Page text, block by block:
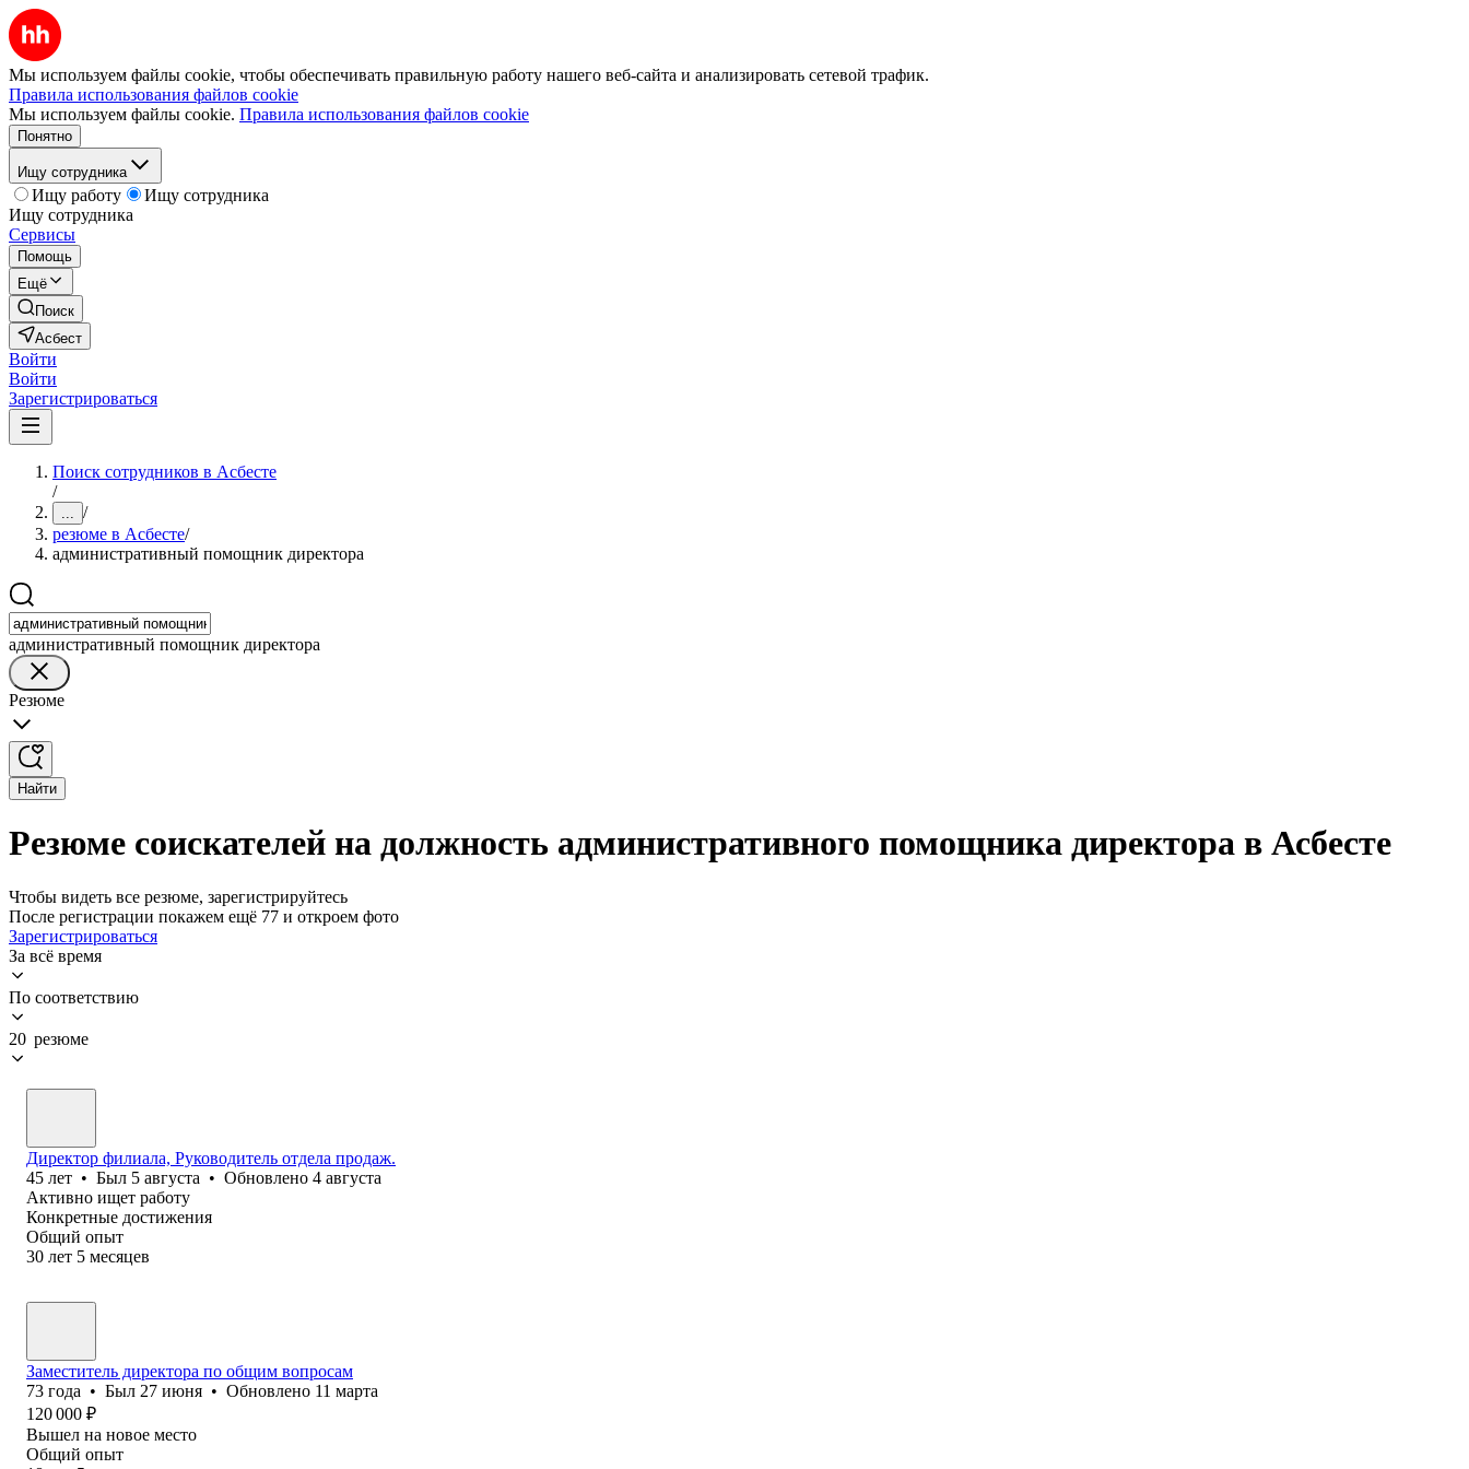
Мы используем файлы cookie, чтобы обеспечивать правильную работу нашего веб-сайта и анализировать сетевой трафик.
Правила использования файлов cookie
Мы используем файлы cookie. Правила использования файлов cookie
Понятно
Ищу сотрудника
Ищу работу
Ищу сотрудника
Ищу сотрудника
Сервисы
Помощь
Ещё
Поиск
Асбест
Войти
Войти
Зарегистрироваться
Поиск сотрудников в Асбесте
/
... /
резюме в Асбесте/
административный помощник директора
административный помощник директора
Резюме
Найти
Резюме соискателей на должность административного помощника директора в Асбесте
Чтобы видеть все резюме, зарегистрируйтесь
После регистрации покажем ещё 77 и откроем фото
Зарегистрироваться
За всё время
По соответствию
20 резюме
Директор филиала, Руководитель отдела продаж.
45 лет • Был 5 августа • Обновлено 4 августа
Активно ищет работу
Конкретные достижения
Общий опыт
30 лет 5 месяцев
Заместитель директора по общим вопросам
73 года • Был 27 июня • Обновлено 11 марта
120 000 ₽
Вышел на новое место
Общий опыт